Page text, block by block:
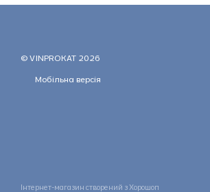
© VINPROKAT 2026
Мобільна версія
Інтернет-магазин створений з Хорошоп